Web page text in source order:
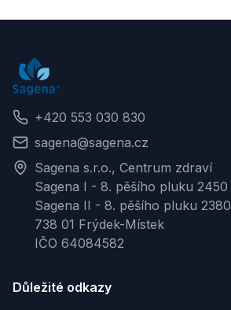
+420 553 030 830
sagena@sagena.cz
Sagena s.r.o., Centrum zdraví
Sagena I - 8. pěšího pluku 2450
Sagena II - 8. pěšího pluku 2380
738 01 Frýdek-Místek
IČO 64084582
Důležité odkazy